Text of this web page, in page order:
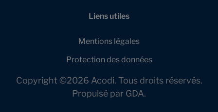
Liens utiles
Mentions légales
Protection des données
Copyright ©2026 Acodi. Tous droits réservés.
Propulsé par GDA.